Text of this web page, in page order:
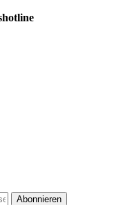
Abonnieren